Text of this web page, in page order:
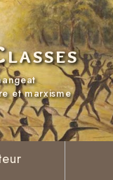
et marxisme